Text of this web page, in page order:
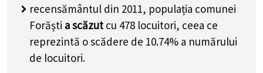
recensământul din 2011, populația comunei
Forăști a scăzut cu 478 locuitori, ceea ce
reprezintă o scădere de 10.74% a numărului
de locuitori.